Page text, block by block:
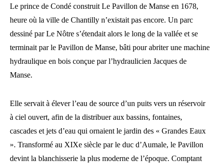
Le prince de Condé construit Le Pavillon de Manse en 1678,
heure où la ville de Chantilly n’existait pas encore. Un parc
dessiné par Le Nôtre s’étendait alors le long de la vallée et se
terminait par le Pavillon de Manse, bâti pour abriter une machine
hydraulique en bois conçue par l’hydraulicien Jacques de
Manse.
Elle servait à élever l’eau de source d’un puits vers un réservoir
à ciel ouvert, afin de la distribuer aux bassins, fontaines,
cascades et jets d’eau qui ornaient le jardin des « Grandes Eaux
». Transformé au XIXe siècle par le duc d’Aumale, le Pavillon
devint la blanchisserie la plus moderne de l’époque. Comptant